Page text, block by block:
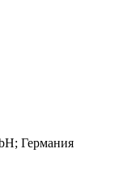
Германия